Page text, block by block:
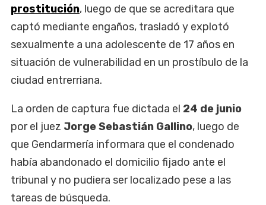
prostitución, luego de que se acreditara que
captó mediante engaños, trasladó y explotó
sexualmente a una adolescente de 17 años en
situación de vulnerabilidad en un prostíbulo de la
ciudad entrerriana.
La orden de captura fue dictada el 24 de junio
por el juez Jorge Sebastián Gallino, luego de
que Gendarmería informara que el condenado
había abandonado el domicilio fijado ante el
tribunal y no pudiera ser localizado pese a las
tareas de búsqueda.